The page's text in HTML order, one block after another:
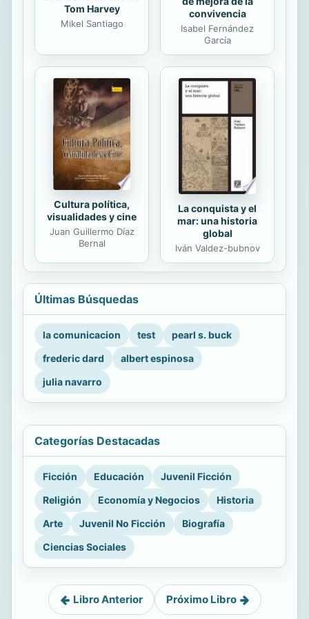
Tom Harvey
Mikel Santiago
convivencia
Isabel Fernández
García
Cultura política,
visualidades y cine
Juan Guillermo Díaz
Bernal
La conquista y el
mar: una historia
global
Iván Valdez-bubnov
Últimas Búsquedas
la comunicacion test
pearl s. buck
frederic dard
albert espinosa
julia navarro
Categorías Destacadas
Ficción Educación
Juvenil Ficción
Religión
Economía y Negocios
Historia
Arte
Juvenil No Ficción
Biografía
Ciencias Sociales
Libro Anterior Próximo Libro